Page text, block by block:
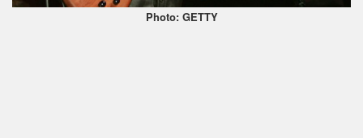
Photo: GETTY